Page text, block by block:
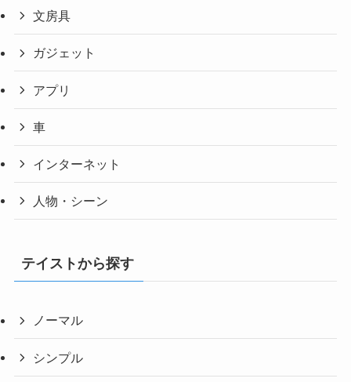
文房具
ガジェット
アプリ
車
インターネット
人物・シーン
テイストから探す
ノーマル
シンプル